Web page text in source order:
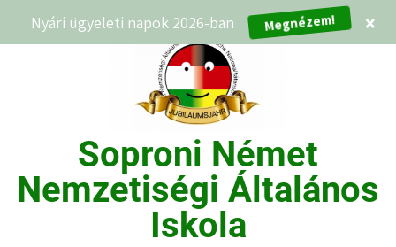
Soproni Német
Nemzetiségi Általános
Iskola
Nyári ügyeleti napok 2026-ban Megnézem! ×